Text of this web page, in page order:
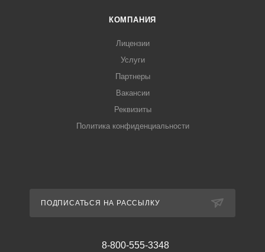
КОМПАНИЯ
Лицензии
Услуги
Партнеры
Вакансии
Реквизиты
Политика конфиденциальности
ПОДПИСАТЬСЯ НА РАССЫЛКУ
8-800-555-3348